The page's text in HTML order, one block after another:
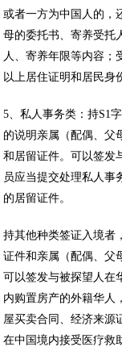
或者一方为中国人的，
母的委托书、寄养受托
人、寄养年限等内容；
以上居住证明和居民身
5、私人事务类：持S1
的说明亲属（配偶、父
和居留证件。可以签发
员应当提交处理私人事
的居留证件。
持其他种类签证入境者
证件和亲属（配偶、父
可以签发与被探望人在
内购置房产的外籍华人
屋买卖合同、经济来源
在中国境内接受医疗救